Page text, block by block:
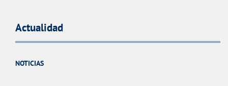
Actualidad
NOTICIAS